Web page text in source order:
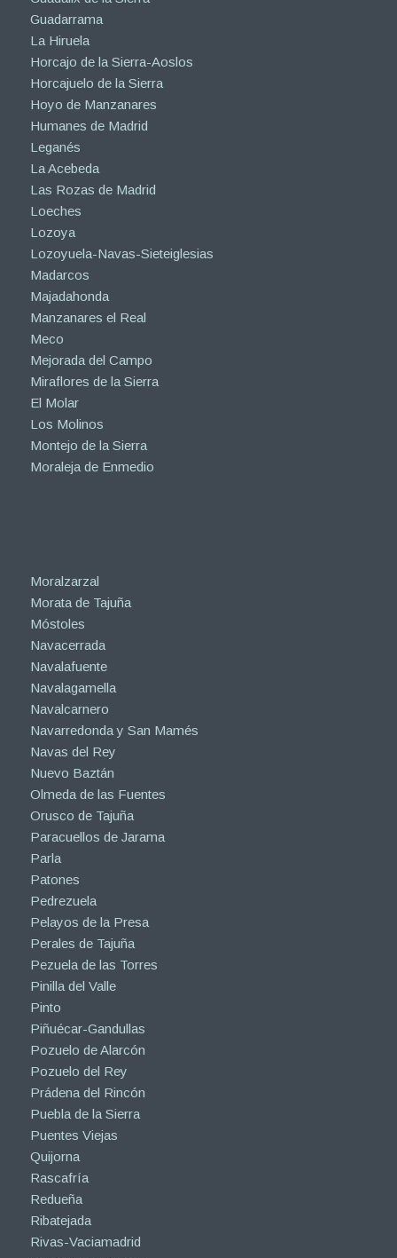
Guadarrama
La Hiruela
Horcajo de la Sierra-Aoslos
Horcajuelo de la Sierra
Hoyo de Manzanares
Humanes de Madrid
Leganés
La Acebeda
Las Rozas de Madrid
Loeches
Lozoya
Lozoyuela-Navas-Sieteiglesias
Madarcos
Majadahonda
Manzanares el Real
Meco
Mejorada del Campo
Miraflores de la Sierra
El Molar
Los Molinos
Montejo de la Sierra
Moraleja de Enmedio
Moralzarzal
Morata de Tajuña
Móstoles
Navacerrada
Navalafuente
Navalagamella
Navalcarnero
Navarredonda y San Mamés
Navas del Rey
Nuevo Baztán
Olmeda de las Fuentes
Orusco de Tajuña
Paracuellos de Jarama
Parla
Patones
Pedrezuela
Pelayos de la Presa
Perales de Tajuña
Pezuela de las Torres
Pinilla del Valle
Pinto
Piñuécar-Gandullas
Pozuelo de Alarcón
Pozuelo del Rey
Prádena del Rincón
Puebla de la Sierra
Puentes Viejas
Quijorna
Rascafría
Redueña
Ribatejada
Rivas-Vaciamadrid